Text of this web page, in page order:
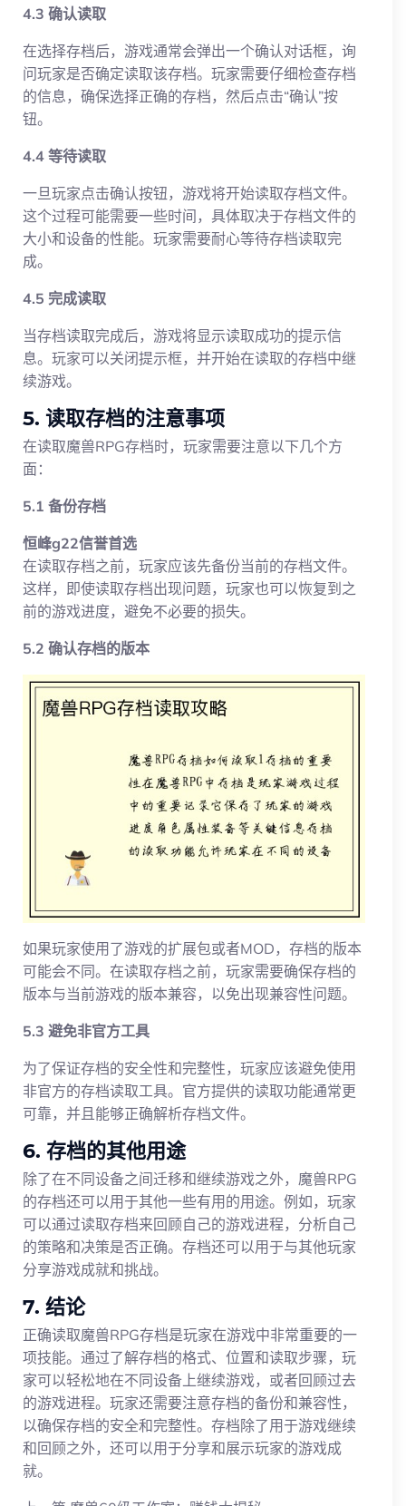
4.3 确认读取
在选择存档后，游戏通常会弹出一个确认对话框，询
问玩家是否确定读取该存档。玩家需要仔细检查存档
的信息，确保选择正确的存档，然后点击“确认”按
钮。
4.4 等待读取
一旦玩家点击确认按钮，游戏将开始读取存档文件。
这个过程可能需要一些时间，具体取决于存档文件的
大小和设备的性能。玩家需要耐心等待存档读取完
成。
4.5 完成读取
当存档读取完成后，游戏将显示读取成功的提示信
息。玩家可以关闭提示框，并开始在读取的存档中继
续游戏。
5. 读取存档的注意事项
在读取魔兽RPG存档时，玩家需要注意以下几个方
面：
5.1 备份存档
恒峰g22信誉首选
在读取存档之前，玩家应该先备份当前的存档文件。
这样，即使读取存档出现问题，玩家也可以恢复到之
前的游戏进度，避免不必要的损失。
5.2 确认存档的版本
如果玩家使用了游戏的扩展包或者MOD，存档的版本
可能会不同。在读取存档之前，玩家需要确保存档的
版本与当前游戏的版本兼容，以免出现兼容性问题。
5.3 避免非官方工具
为了保证存档的安全性和完整性，玩家应该避免使用
非官方的存档读取工具。官方提供的读取功能通常更
可靠，并且能够正确解析存档文件。
6. 存档的其他用途
除了在不同设备之间迁移和继续游戏之外，魔兽RPG
的存档还可以用于其他一些有用的用途。例如，玩家
可以通过读取存档来回顾自己的游戏进程，分析自己
的策略和决策是否正确。存档还可以用于与其他玩家
分享游戏成就和挑战。
7. 结论
正确读取魔兽RPG存档是玩家在游戏中非常重要的一
项技能。通过了解存档的格式、位置和读取步骤，玩
家可以轻松地在不同设备上继续游戏，或者回顾过去
的游戏进程。玩家还需要注意存档的备份和兼容性，
以确保存档的安全和完整性。存档除了用于游戏继续
和回顾之外，还可以用于分享和展示玩家的游戏成
就。